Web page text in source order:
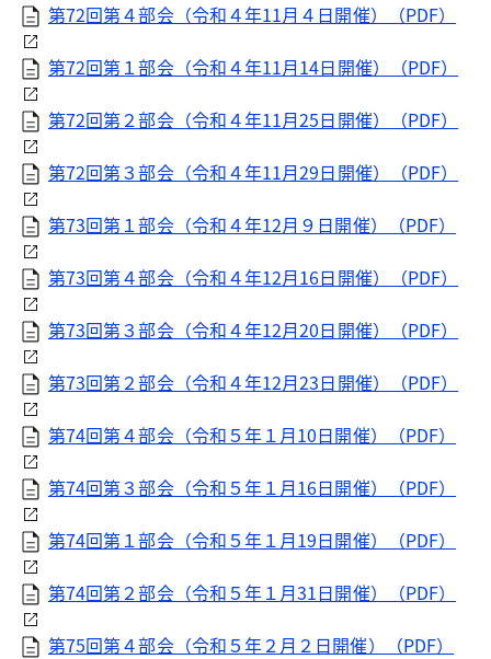
第72回第４部会（令和４年11月４日開催）（PDF）
第72回第１部会（令和４年11月14日開催）（PDF）
第72回第２部会（令和４年11月25日開催）（PDF）
第72回第３部会（令和４年11月29日開催）（PDF）
第73回第１部会（令和４年12月９日開催）（PDF）
第73回第４部会（令和４年12月16日開催）（PDF）
第73回第３部会（令和４年12月20日開催）（PDF）
第73回第２部会（令和４年12月23日開催）（PDF）
第74回第４部会（令和５年１月10日開催）（PDF）
第74回第３部会（令和５年１月16日開催）（PDF）
第74回第１部会（令和５年１月19日開催）（PDF）
第74回第２部会（令和５年１月31日開催）（PDF）
第75回第４部会（令和５年２月２日開催）（PDF）